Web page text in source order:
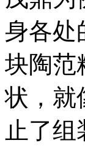
身各处
块陶范
状，就
止了组